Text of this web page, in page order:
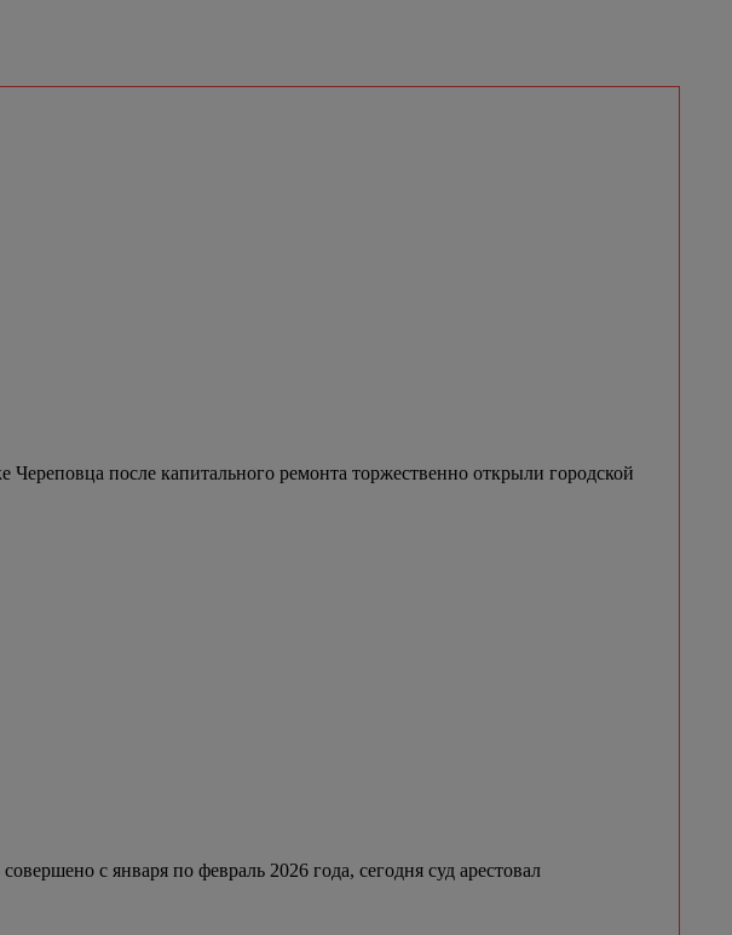
Череповца после капитального ремонта торжественно открыли городской
с января по февраль 2026 года, сегодня суд арестовал